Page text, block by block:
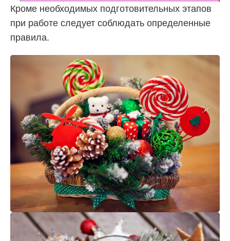
Кроме необходимых подготовительных этапов
при работе следует соблюдать определенные
правила.